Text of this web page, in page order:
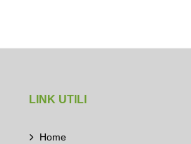
LINK UTILI
Home